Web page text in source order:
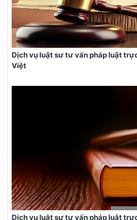
Dịch vụ luật sư tư vấn pháp luật
Việt
Dịch vụ luật sư tư vấn pháp luật